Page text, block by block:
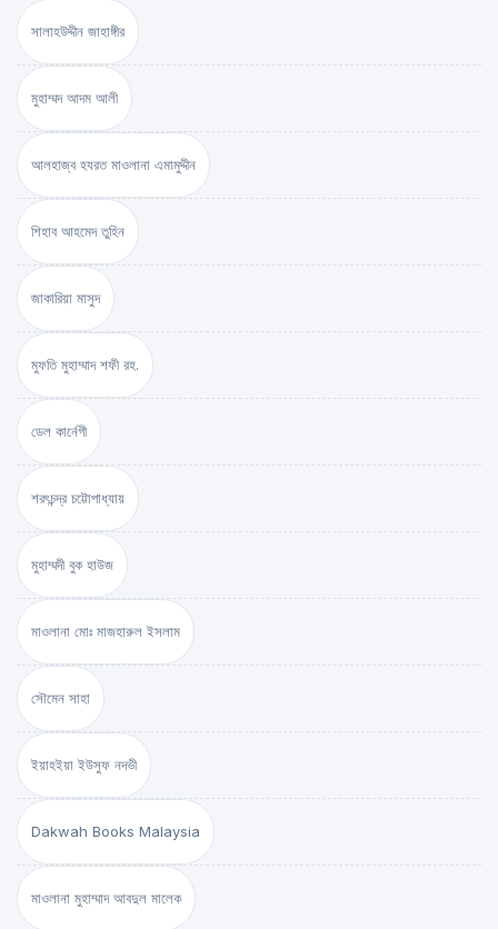
সালাহউদ্দীন জাহাঙ্গীর
মুহাম্মদ আদম আলী
আলহাজ্ব হযরত মাওলানা এমামুদ্দীন
শিহাব আহমেদ তুহিন
জাকারিয়া মাসুদ
মুফতি মুহাম্মাদ শফী রহ.
ডেল কার্নেগী
শরৎচন্দ্র চট্টোপাধ্যায়
মুহাম্মদী বুক হাউজ
মাওলানা মোঃ মাজহারুল ইসলাম
সৌমেন সাহা
ইয়াহইয়া ইউসুফ নদভী
Dakwah Books Malaysia
মাওলানা মুহাম্মাদ আবদুল মালেক